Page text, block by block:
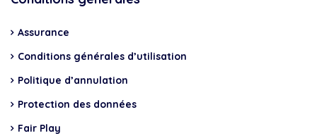
Assurance
Conditions générales d’utilisation
Politique d’annulation
Protection des données
Fair Play